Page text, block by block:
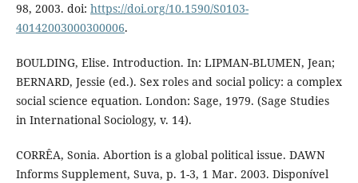
98, 2003. doi: https://doi.org/10.1590/S0103-
40142003000300006.
BOULDING, Elise. Introduction. In: LIPMAN-BLUMEN, Jean;
BERNARD, Jessie (ed.). Sex roles and social policy: a complex
social science equation. London: Sage, 1979. (Sage Studies
in International Sociology, v. 14).
CORRÊA, Sonia. Abortion is a global political issue. DAWN
Informs Supplement, Suva, p. 1-3, 1 Mar. 2003. Disponível